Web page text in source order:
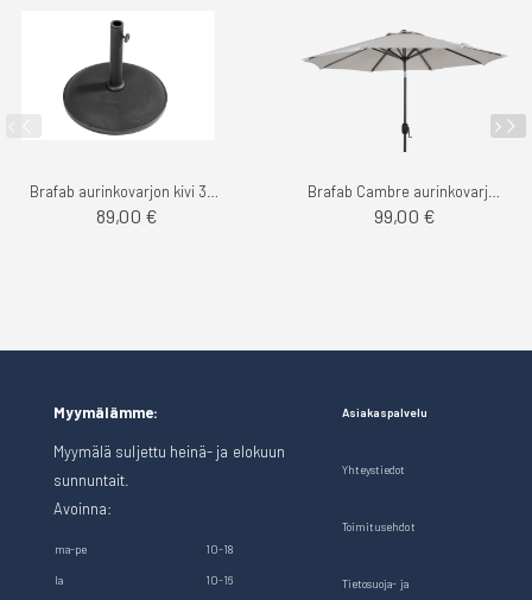
89,00 € 99,00 €
Myymälämme:
Myymälä suljettu heinä- ja elokuun
sunnuntait.
Avoinna:
ma-pe 10-18
la 10-16
Asiakaspalvelu
Yhteystiedot
Toimitusehdot
Tietosuoja- ja